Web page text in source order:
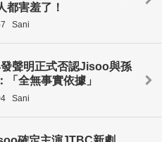
都害羞了！
Sani
聲明正式否認Jisoo與孫
「全無事實依據」
Sani